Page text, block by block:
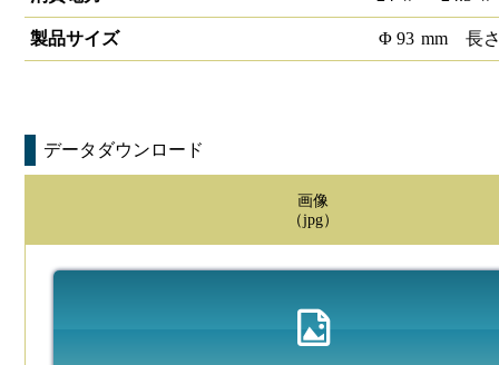
製品サイズ Φ 93 mm 長
データダウンロード
画像
（jpg）